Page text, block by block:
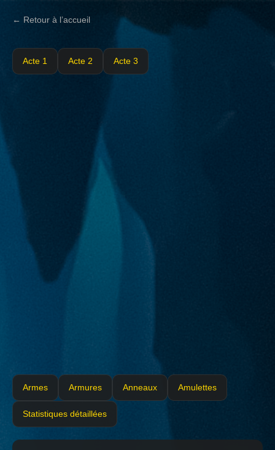
← Retour à l’accueil
Acte 1 Acte 2 Acte 3
Armes Armures Anneaux Amulettes
Statistiques détaillées